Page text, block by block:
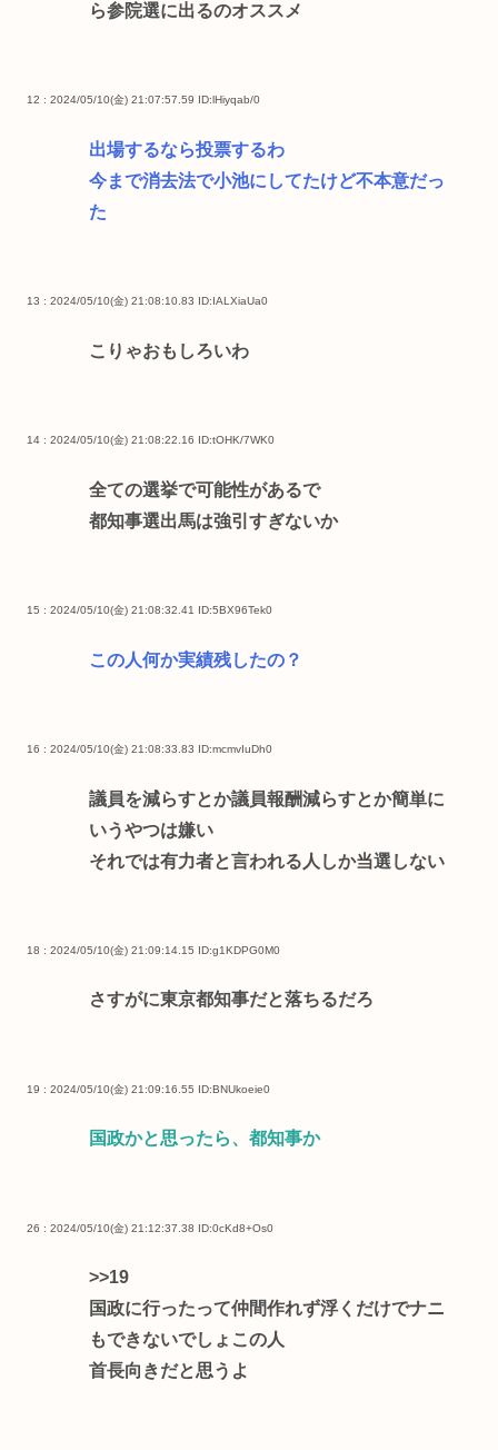
ら参院選に出るのオススメ
12 : 2024/05/10(金) 21:07:57.59 ID:lHiyqab/0
出場するなら投票するわ
今まで消去法で小池にしてたけど不本意だっ
た
13 : 2024/05/10(金) 21:08:10.83 ID:IALXiaUa0
こりゃおもしろいわ
14 : 2024/05/10(金) 21:08:22.16 ID:tOHK/7WK0
全ての選挙で可能性があるで
都知事選出馬は強引すぎないか
15 : 2024/05/10(金) 21:08:32.41 ID:5BX96Tek0
この人何か実績残したの？
16 : 2024/05/10(金) 21:08:33.83 ID:mcmvIuDh0
議員を減らすとか議員報酬減らすとか簡単に
いうやつは嫌い
それでは有力者と言われる人しか当選しない
18 : 2024/05/10(金) 21:09:14.15 ID:g1KDPG0M0
さすがに東京都知事だと落ちるだろ
19 : 2024/05/10(金) 21:09:16.55 ID:BNUkoeie0
国政かと思ったら、都知事か
26 : 2024/05/10(金) 21:12:37.38 ID:0cKd8+Os0
>>19
国政に行ったって仲間作れず浮くだけでナニ
もできないでしょこの人
首長向きだと思うよ